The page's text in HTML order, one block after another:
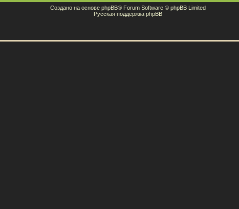
Создано на основе phpBB® Forum Software © phpBB Limited
Русская поддержка phpBB